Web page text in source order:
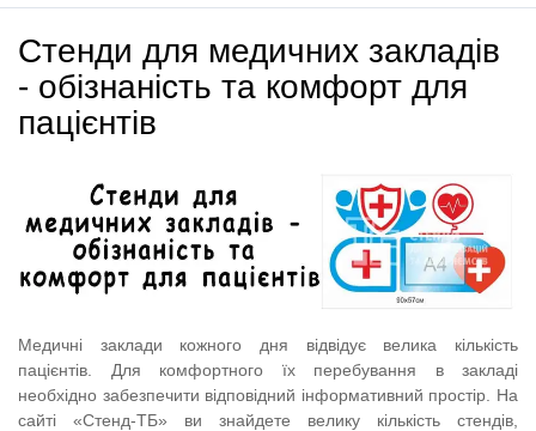
Стенди для медичних закладів
- обізнаність та комфорт для
пацієнтів
Медичні заклади кожного дня відвідує велика кількість
пацієнтів. Для комфортного їх перебування в закладі
необхідно забезпечити відповідний інформативний простір. На
сайті «Стенд-ТБ» ви знайдете велику кількість стендів,